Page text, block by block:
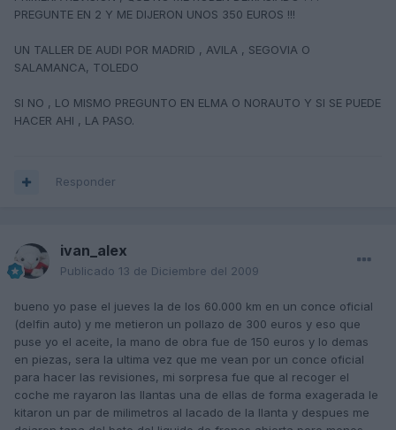
PREGUNTE EN 2 Y ME DIJERON UNOS 350 EUROS !!!
UN TALLER DE AUDI POR MADRID , AVILA , SEGOVIA O
SALAMANCA, TOLEDO
SI NO , LO MISMO PREGUNTO EN ELMA O NORAUTO Y SI SE PUEDE
HACER AHI , LA PASO.
Responder
ivan_alex
Publicado 13 de Diciembre del 2009
bueno yo pase el jueves la de los 60.000 km en un conce oficial
(delfin auto) y me metieron un pollazo de 300 euros y eso que
puse yo el aceite, la mano de obra fue de 150 euros y lo demas
en piezas, sera la ultima vez que me vean por un conce oficial
para hacer las revisiones, mi sorpresa fue que al recoger el
coche me rayaron las llantas una de ellas de forma exagerada le
kitaron un par de milimetros al lacado de la llanta y despues me